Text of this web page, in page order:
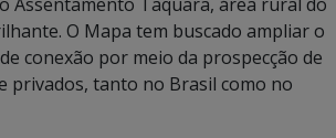
O Mapa tem buscado ampliar o
conexão por meio da prospecção de
privados, tanto no Brasil como no